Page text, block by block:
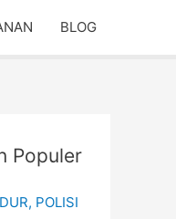
BLOG
Populer
POLISI